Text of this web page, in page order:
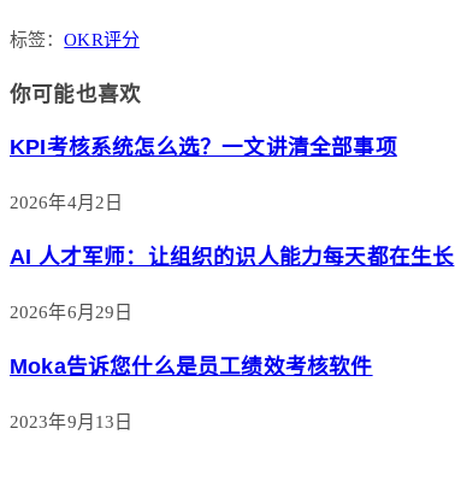
标签：OKR评分
你可能也喜欢
KPI考核系统怎么选？一文讲清全部事项
2026年4月2日
AI 人才军师：让组织的识人能力每天都在生长
2026年6月29日
Moka告诉您什么是员工绩效考核软件
2023年9月13日